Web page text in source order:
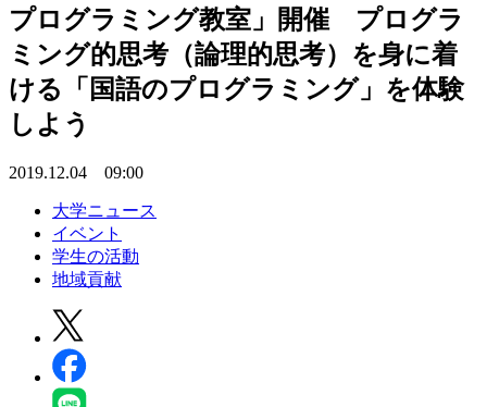
プログラミング教室」開催 プログラ
ミング的思考（論理的思考）を身に着
ける「国語のプログラミング」を体験
しよう
2019.12.04 09:00
大学ニュース
イベント
学生の活動
地域貢献